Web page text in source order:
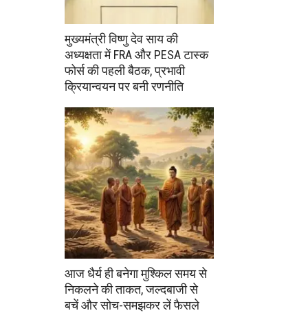
मुख्यमंत्री विष्णु देव साय की
अध्यक्षता में FRA और PESA टास्क
फोर्स की पहली बैठक, प्रभावी
क्रियान्वयन पर बनी रणनीति
आज धैर्य ही बनेगा मुश्किल समय से
निकलने की ताकत, जल्दबाजी से
बचें और सोच-समझकर लें फैसले